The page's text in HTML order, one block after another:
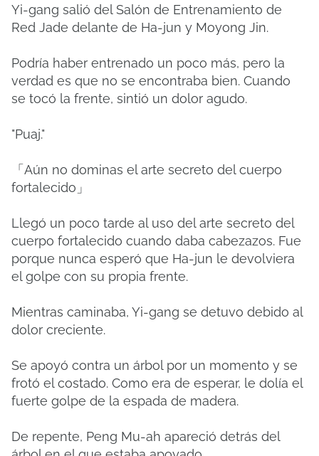
Yi-gang salió del Salón de Entrenamiento de
Red Jade delante de Ha-jun y Moyong Jin.
Podría haber entrenado un poco más, pero la
verdad es que no se encontraba bien. Cuando
se tocó la frente, sintió un dolor agudo.
"Puaj."
「Aún no dominas el arte secreto del cuerpo
fortalecido」
Llegó un poco tarde al uso del arte secreto del
cuerpo fortalecido cuando daba cabezazos. Fue
porque nunca esperó que Ha-jun le devolviera
el golpe con su propia frente.
Mientras caminaba, Yi-gang se detuvo debido al
dolor creciente.
Se apoyó contra un árbol por un momento y se
frotó el costado. Como era de esperar, le dolía el
fuerte golpe de la espada de madera.
De repente, Peng Mu-ah apareció detrás del